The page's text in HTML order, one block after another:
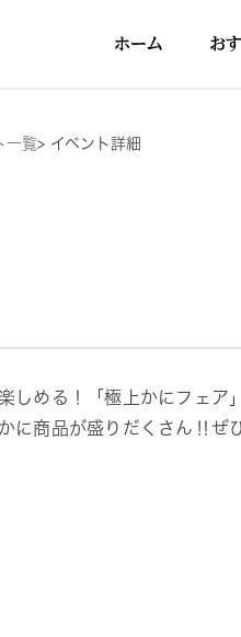
一覧> イベント詳細
しめる！「極上かにフェア
に商品が盛りだくさん‼ぜ